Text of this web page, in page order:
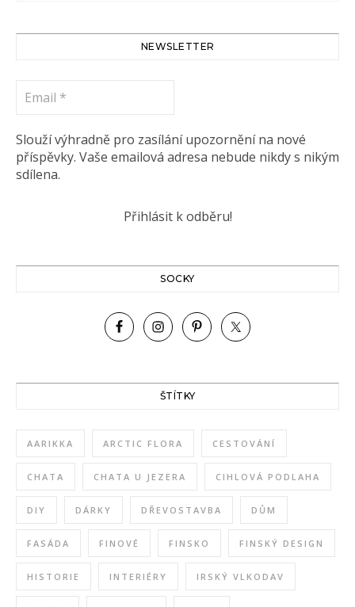
NEWSLETTER
Slouží výhradně pro zasílání upozornění na nové
příspěvky. Vaše emailová adresa nebude nikdy s nikým
sdílena.
SOCKY
ŠTÍTKY
AARIKKA ARCTIC FLORA CESTOVÁNÍ
CHATA CHATA U JEZERA CIHLOVÁ PODLAHA
DIY DÁRKY DŘEVOSTAVBA DŮM
FASÁDA FINOVÉ FINSKO FINSKÝ DESIGN
HISTORIE INTERIÉRY IRSKÝ VLKODAV